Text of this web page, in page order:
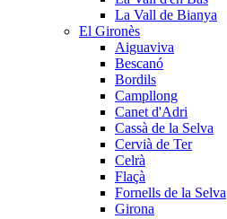
La Vall de Bianya
El Gironès
Aiguaviva
Bescanó
Bordils
Campllong
Canet d'Adri
Cassà de la Selva
Cervià de Ter
Celrà
Flaçà
Fornells de la Selva
Girona